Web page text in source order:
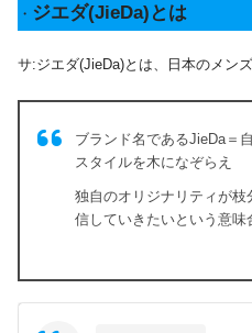
・ ジエダ(JieDa)とは
サ:ジエダ(JieDa)とは、日本のメンズ
ブランド名であるJieDa＝
スタイルを木になぞらえ
独自のオリジナリティが
信していきたいという意味